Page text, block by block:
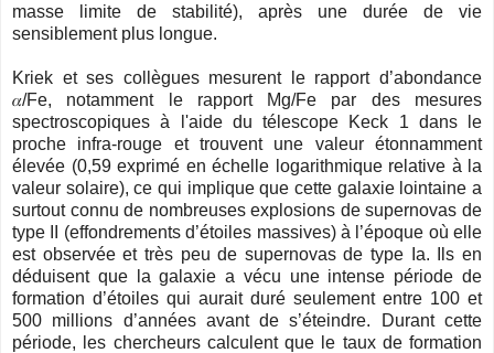
masse limite de stabilité), après une durée de vie
sensiblement plus longue.
Kriek et ses collègues mesurent le rapport d’abondance
𝛼/Fe, notamment le rapport Mg/Fe par des mesures
spectroscopiques à l'aide du télescope Keck 1 dans le
proche infra-rouge et trouvent une valeur étonnamment
élevée (0,59 exprimé en échelle logarithmique relative à la
valeur solaire), ce qui implique que cette galaxie lointaine a
surtout connu de nombreuses explosions de supernovas de
type II (effondrements d’étoiles massives) à l’époque où elle
est observée et très peu de supernovas de type Ia. Ils en
déduisent que la galaxie a vécu une intense période de
formation d’étoiles qui aurait duré seulement entre 100 et
500 millions d’années avant de s’éteindre. Durant cette
période, les chercheurs calculent que le taux de formation